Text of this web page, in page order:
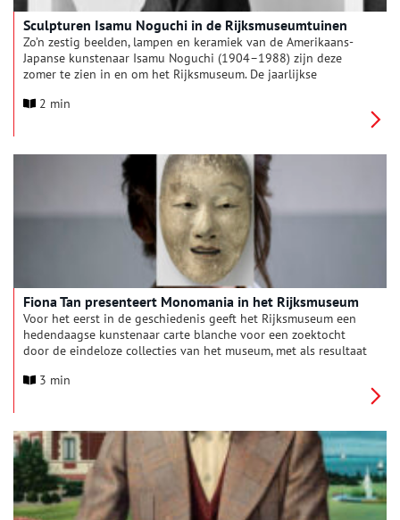
Sculpturen Isamu Noguchi in de Rijksmuseumtuinen
Zo’n zestig beelden, lampen en keramiek van de Amerikaans-
Japanse kunstenaar Isamu Noguchi (1904–1988) zijn deze
zomer te zien in en om het Rijksmuseum. De jaarlijkse
zien van het veelzijdige oeuvre van één van de belangrijkste
2 min
Fiona Tan presenteert Monomania in het Rijksmuseum
Voor het eerst in de geschiedenis geeft het Rijksmuseum een
hedendaagse kunstenaar carte blanche voor een zoektocht
door de eindeloze collecties van het museum, met als resultaat
indringende tentoonstelling waarin Tan een reis door de geest
onder meer prenten van Francisco Goya tot Edvard Munch,
schilderijen van Raden Saleh, Japanse maskers en doopjurken
uit de collectie van het Rijksmuseum. De tentoonstelling
eindigt met de première van Janine’s Room (2025), een
ruimtelijke video-installatie, gemaakt door Fiona Tan in
opdracht van het Rijksmuseum.
3 min